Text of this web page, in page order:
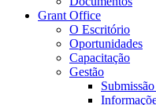
Grant Office
O Escritório
Oportunidades
Capacitação
Gestão